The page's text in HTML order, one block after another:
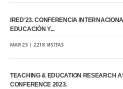
IRED’23. CONFERENCIA
EDUCACIÓN Y...
MAR 23 | 2218 VISITAS
TEACHING & EDUCATION RESEARCH
CONFERENCE 2023.